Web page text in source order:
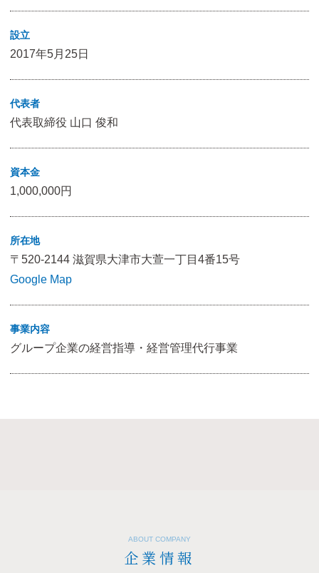
設立
2017年5月25日
代表者
代表取締役 山口 俊和
資本金
1,000,000円
所在地
〒520-2144 滋賀県大津市大萱一丁目4番15号
Google Map
事業内容
グループ企業の経営指導・経営管理代行事業
ABOUT COMPANY
企業情報